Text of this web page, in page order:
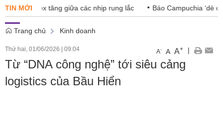
TIN MỚItăng giữa các nhịp rung lắc Báo Campuchia ‘dè chừng’
Trang chủ Kinh doanh
Thứ hai, 01/06/2026 | 09:04 A- A A+ |
Từ “DNA công nghệ” tới siêu cảng
logistics của Bầu Hiển